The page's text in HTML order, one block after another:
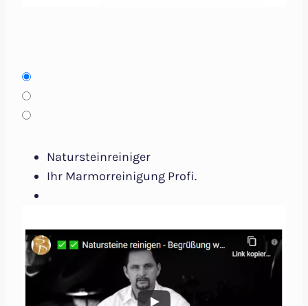
Natursteinreiniger
Ihr Marmorreinigung Profi.